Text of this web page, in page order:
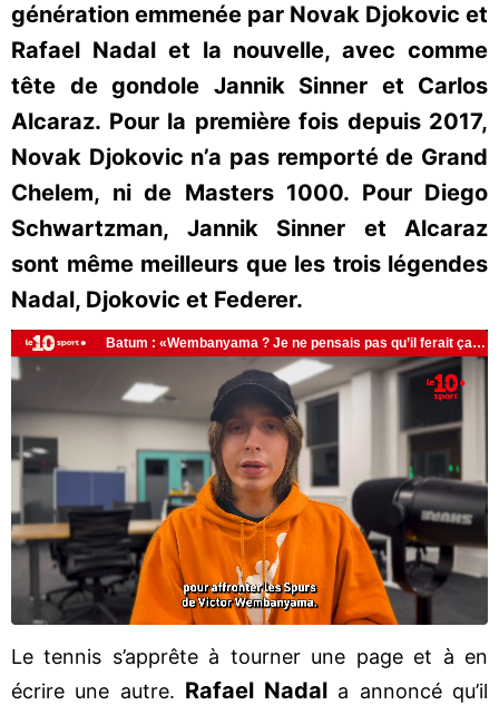
génération emmenée par Novak Djokovic et
Rafael Nadal et la nouvelle, avec comme
tête de gondole Jannik Sinner et Carlos
Alcaraz. Pour la première fois depuis 2017,
Novak Djokovic n’a pas remporté de Grand
Chelem, ni de Masters 1000. Pour Diego
Schwartzman, Jannik Sinner et Alcaraz
sont même meilleurs que les trois légendes
Nadal, Djokovic et Federer.
Le tennis s’apprête à tourner une page et à en
écrire une autre. Rafael Nadal a annoncé qu’il